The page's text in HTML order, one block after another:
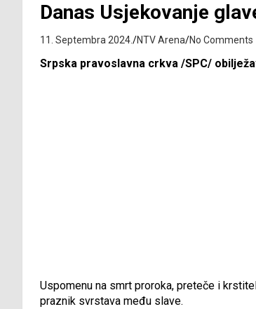
Danas Usjekovanje
11. Septembra 2024. NTV Arena No Comments
Srpska pravoslavna crkva /SPC/
Uspomenu na smrt proroka, preteče i
praznik svrstava među slave.